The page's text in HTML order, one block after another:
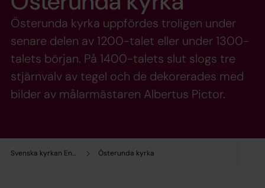
Svenska kyrkan Enköping Österunda kyrka
Österunda kyrka uppfördes troligen under
senare delen av 1200-talet eller under 1300-
talets början. På 1400-talets slut slogs tre
stjärnvalv av tegel och de dekorerades med
bilder av målarmästaren Albertus Pictor.